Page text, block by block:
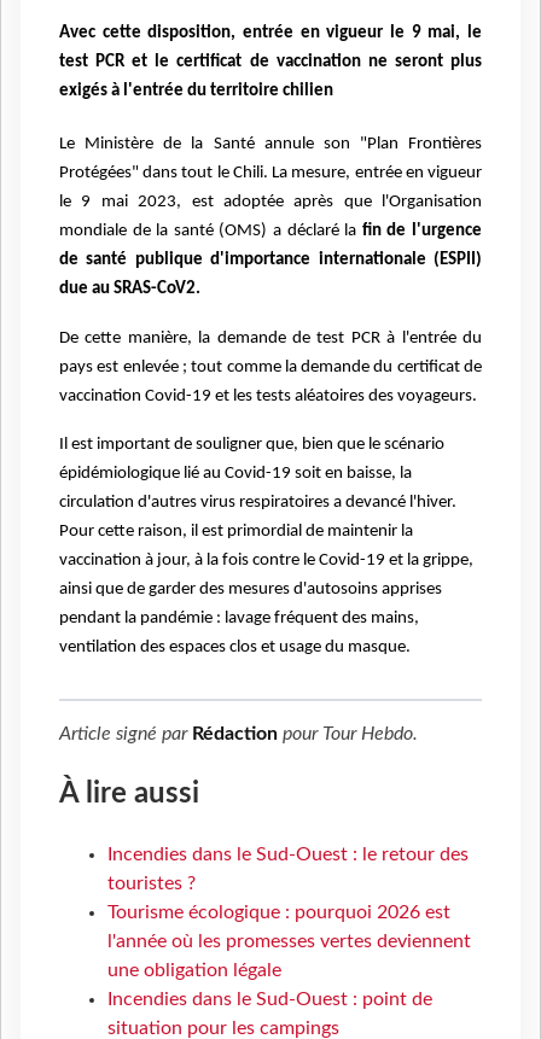
Avec cette disposition, entrée en vigueur le 9 mai, le
test PCR et le certificat de vaccination ne seront plus
exigés à l'entrée du territoire chilien
Le Ministère de la Santé annule son "Plan Frontières
Protégées" dans tout le Chili. La mesure, entrée en vigueur
le 9 mai 2023, est adoptée après que l'Organisation
mondiale de la santé (OMS) a déclaré la fin de l'urgence
de santé publique d'importance internationale (ESPII)
due au SRAS-CoV2.
De cette manière, la demande de test PCR à l'entrée du
pays est enlevée ; tout comme la demande du certificat de
vaccination Covid-19 et les tests aléatoires des voyageurs.
Il est important de souligner que, bien que le scénario
épidémiologique lié au Covid-19 soit en baisse, la
circulation d'autres virus respiratoires a devancé l'hiver.
Pour cette raison, il est primordial de maintenir la
vaccination à jour, à la fois contre le Covid-19 et la grippe,
ainsi que de garder des mesures d'autosoins apprises
pendant la pandémie : lavage fréquent des mains,
ventilation des espaces clos et usage du masque.
Article signé par Rédaction pour Tour Hebdo.
À lire aussi
Incendies dans le Sud-Ouest : le retour des
touristes ?
Tourisme écologique : pourquoi 2026 est
l'année où les promesses vertes deviennent
une obligation légale
Incendies dans le Sud-Ouest : point de
situation pour les campings